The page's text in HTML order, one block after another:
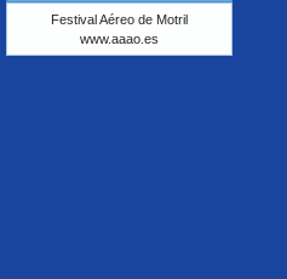
Festival Aéreo de Motril
www.aaao.es